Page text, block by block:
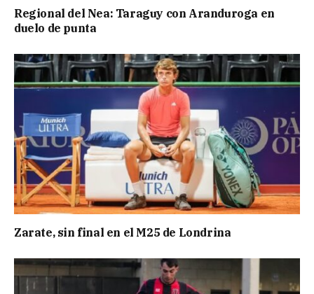
Regional del Nea: Taraguy con Aranduroga en
duelo de punta
Zarate, sin final en el M25 de Londrina